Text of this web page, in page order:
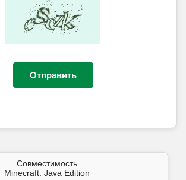
Отправить
Совместимость
Minecraft: Java Edition